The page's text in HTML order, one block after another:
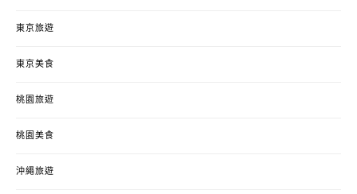
東京旅遊
東京美食
桃園旅遊
桃園美食
沖繩旅遊